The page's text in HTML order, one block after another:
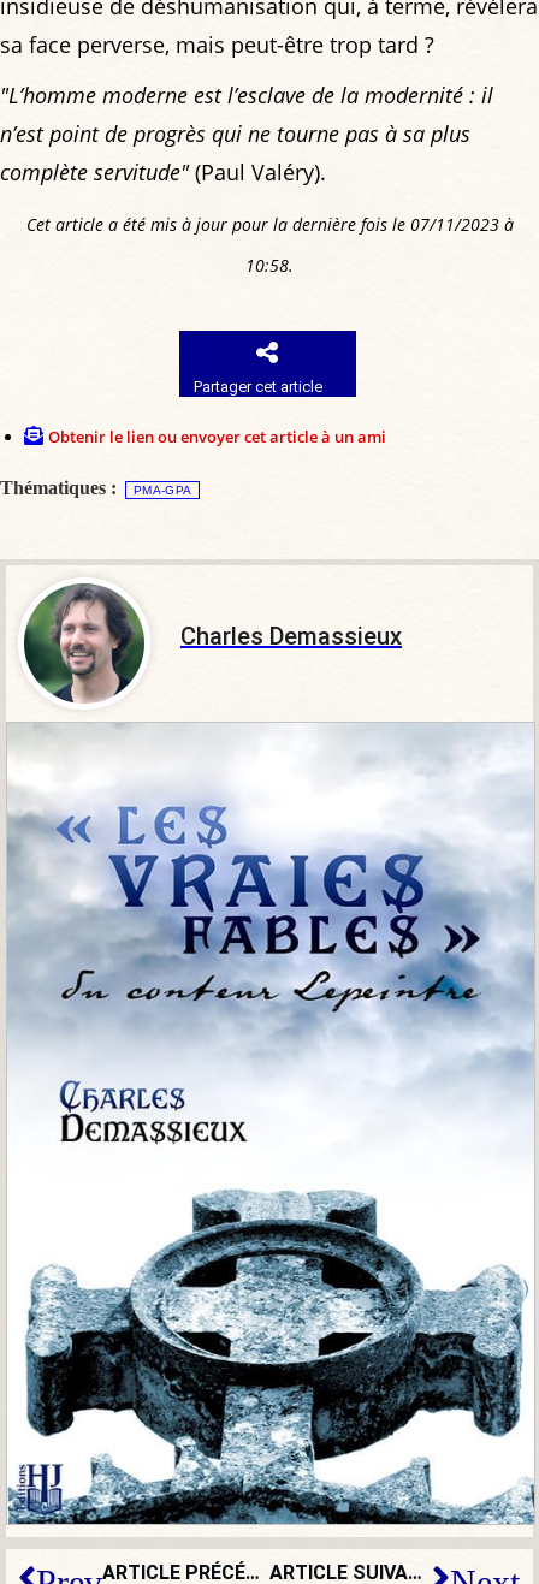
sa face perverse, mais peut-être trop tard ?
"L’homme moderne est l’esclave de la modernité : il
n’est point de progrès qui ne tourne pas à sa plus
complète servitude"(Paul Valéry).
Cet article a été mis à jour pour la dernière fois le 07/11/2023 à
10:58.
Partager cet article
Obtenir le lien ou envoyer cet article à un ami
Thématiques : PMA-GPA
Charles Demassieux
ARTICLE PRÉCÉDENT ARTICLE SUIVANT